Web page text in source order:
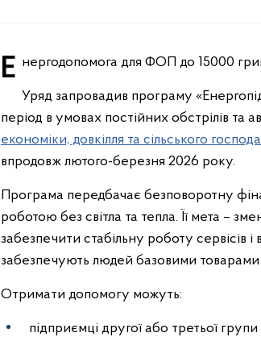
Енергодопомога для ФОП до 15000
Уряд запровадив програму
період в умовах постійних обстрілів та
економіки, довкілля та сільського
впродовж лютого-березня 2026 року.
Програма передбачає безповоротну
роботою без світла та тепла. Її мета –
забезпечити стабільну роботу сервісів
забезпечують людей базовими
Отримати допомогу можуть:
підприємці другої або третьої